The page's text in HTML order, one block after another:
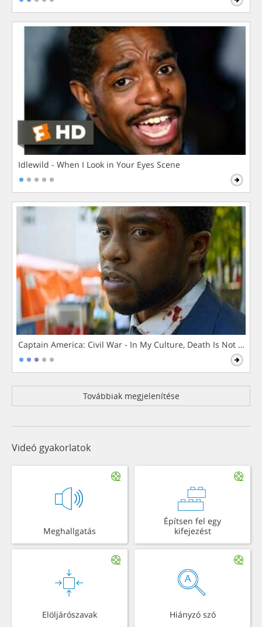
Idlewild - When I Look in Your Eyes Scene
Captain America: Civil War - In My Culture, Death Is Not The
Továbbiak megjelenítése
Videó gyakorlatok
Meghallgatás
Építsen fel egy
kifejezést
Elöljárószavak Hiányzó szó